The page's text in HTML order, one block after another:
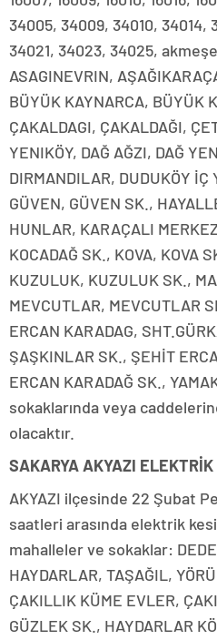
34005, 34009, 34010, 34014,
34021, 34023, 34025,
ASAGINEVRIN,
BÜYÜK KAYNARCA, BÜYÜK
ÇAKALDAGI, ÇAKALDAĞI,
YENIKÖY, DAĞ AĞZI, DAĞ
DIRMANDILAR, DUDUKÖY İÇ
GÜVEN, GÜVEN SK.,
HUNLAR, KARAÇALI
KOCADAĞ SK., KOVA, KOVA
KUZULUK, KUZULUK SK.,
MEVCUTLAR, MEVCUTLAR
ERCAN KARADAG,
ŞAŞKINLAR SK., ŞEHİT
ERCAN KARADAĞ SK.,
sokaklarında veya
olacaktır.
SAKARYA AKYAZI
AKYAZI ilçesinde 22 Şubat
saatleri arasında elektrik
mahalleler ve sokaklar:
HAYDARLAR, TAŞAĞIL,
ÇAKILLIK KÜME EVLER,
GÜZLEK SK., HAYDARLAR